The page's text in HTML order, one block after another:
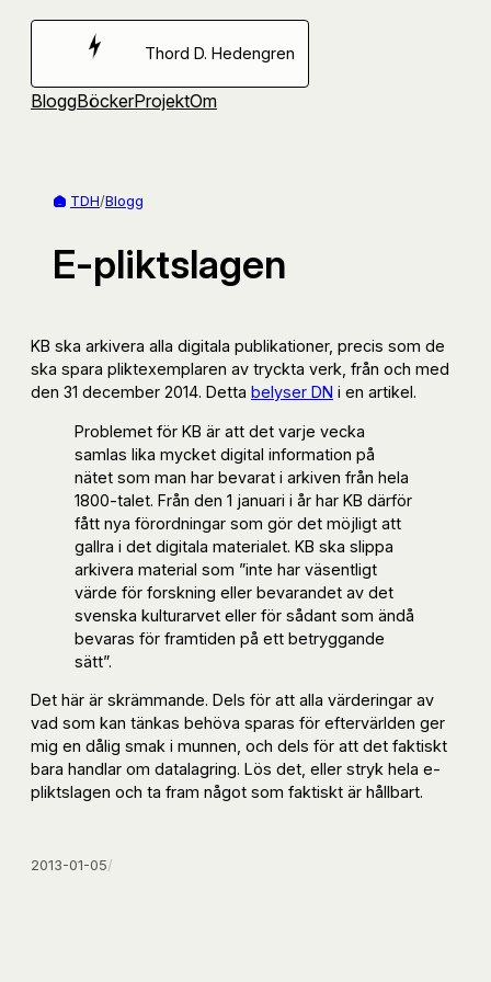
Hoppa
Thord D. Hedengren
BloggBöckerProjektOm
TDH/Blogg
E-pliktslagen
KB ska arkivera alla digitala publikationer, precis som de
ska spara pliktexemplaren av tryckta verk, från och med
den 31 december 2014. Detta belyser DN i en artikel.
Problemet för KB är att det varje vecka
samlas lika mycket digital information på
nätet som man har bevarat i arkiven från hela
1800-talet. Från den 1 januari i år har KB därför
fått nya förordningar som gör det möjligt att
gallra i det digitala materialet. KB ska slippa
arkivera material som ”inte har väsentligt
värde för forskning eller bevarandet av det
svenska kulturarvet eller för sådant som ändå
bevaras för framtiden på ett betryggande
sätt”.
Det här är skrämmande. Dels för att alla värderingar av
vad som kan tänkas behöva sparas för eftervärlden ger
mig en dålig smak i munnen, och dels för att det faktiskt
bara handlar om datalagring. Lös det, eller stryk hela e-
pliktslagen och ta fram något som faktiskt är hållbart.
2013-01-05/